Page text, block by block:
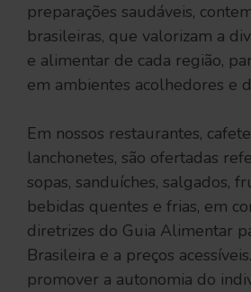
preparações saudáveis,
brasileiras, que valorizam a
e alimentar de cada região,
em ambientes acolhedores e
Em nossos restaurantes,
lanchonetes, são ofertadas
sopas, sanduíches, salgados,
bebidas quentes e frias, em
diretrizes do Guia Alimentar
Brasileira e a preços
promover a autonomia do